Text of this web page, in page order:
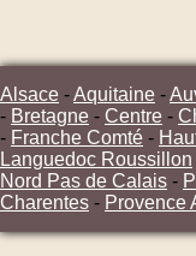
Alsace -Aquitaine -
- Bretagne - Centre -
- Franche Comté -
Languedoc Roussillon
Nord Pas de Calais -
Charentes - Provence